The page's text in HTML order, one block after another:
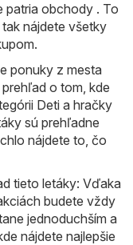
patria obchody . To
nájdete všetky
ponuky z mesta
o tom, kde
Deti a hračky
sú prehľadne
nájdete to, čo
tieto letáky: Vďaka
budete vždy
jednoduchším a
nájdete najlepšie